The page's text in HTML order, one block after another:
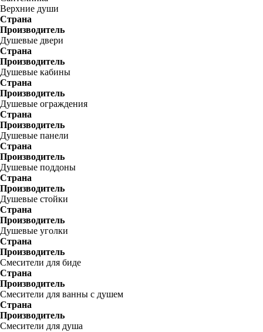
Верхние души
Страна
Производитель
Душевые двери
Страна
Производитель
Душевые кабины
Страна
Производитель
Душевые ограждения
Страна
Производитель
Душевые панели
Страна
Производитель
Душевые поддоны
Страна
Производитель
Душевые стойки
Страна
Производитель
Душевые уголки
Страна
Производитель
Смесители для биде
Страна
Производитель
Смесители для ванны с душем
Страна
Производитель
Смесители для душа